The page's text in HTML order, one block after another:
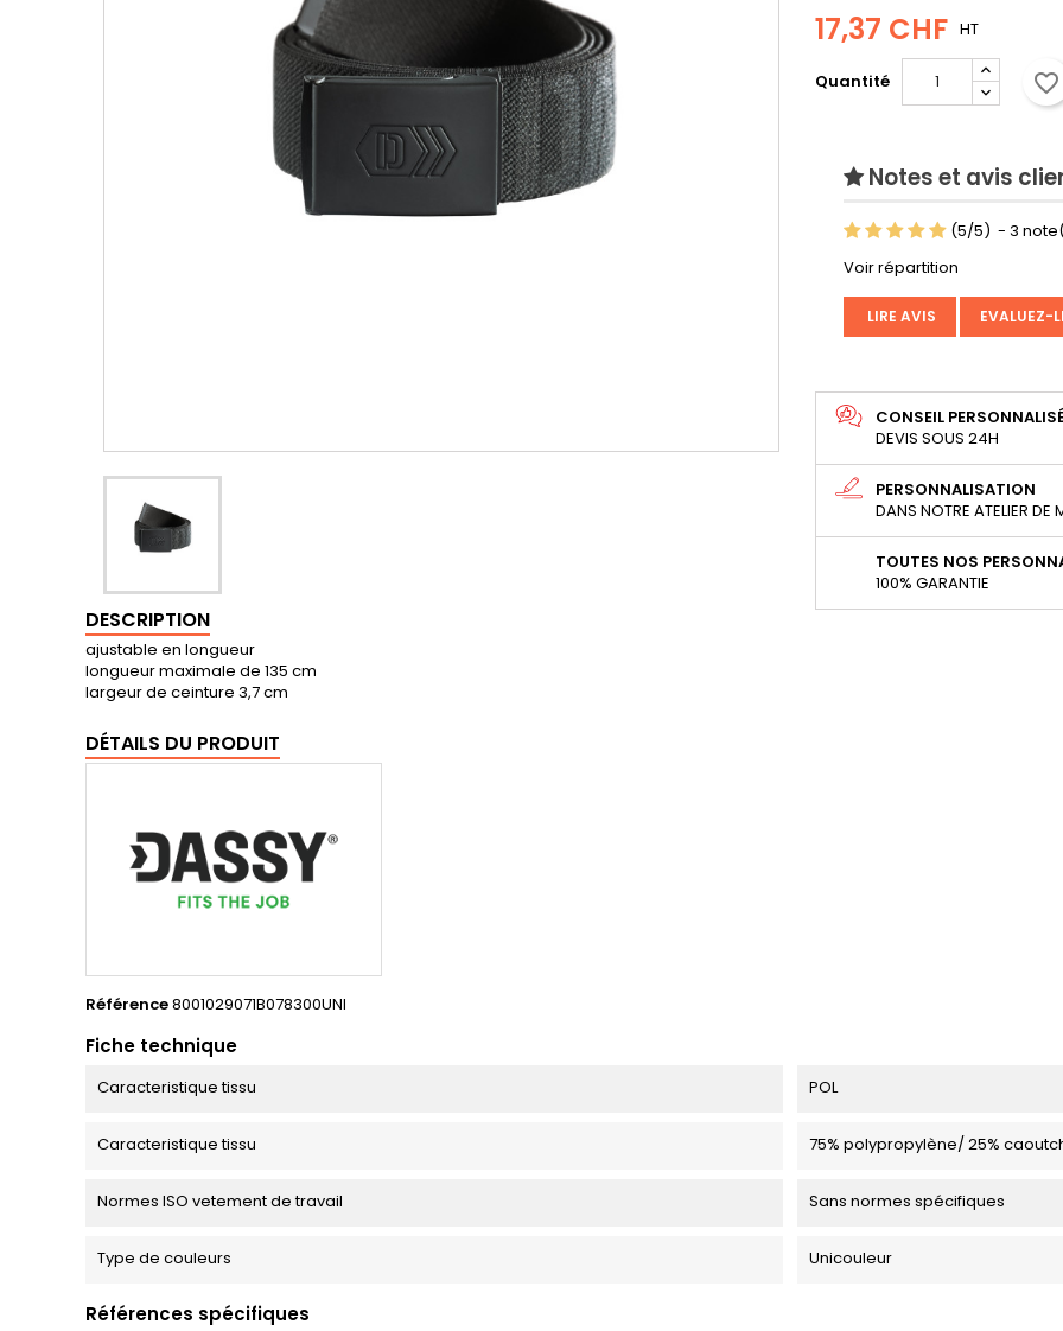
17,37 CHF HT
Quantité favorite_border
Notes et avis
(5/5) - 3
Voir répartition
LIRE AVIS EVALUEZ-
CONSEIL
DEVIS SOUS 24H
PERSONNALISATION
DANS NOTRE ATELIER DE
TOUTES NOS
100% GARANTIE
DESCRIPTION
ajustable en longueur
longueur maximale de 135 cm
largeur de ceinture 3,7 cm
DÉTAILS DU PRODUIT
Référence8001029071B078300UNI
Fiche technique
Caracteristique tissu POL
Caracteristique tissu 75% polypropylène/ 25%
Normes ISO vetement de travail Sans normes spécifiques
Type de couleurs Unicouleur
Références spécifiques